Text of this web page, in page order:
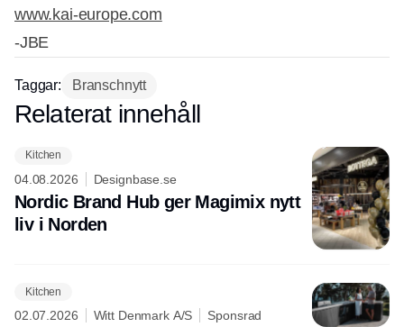
www.kai-europe.com
-JBE
Taggar: Branschnytt
Annons
Relaterat innehåll
Kitchen
04.08.2026 Designbase.se
Nordic Brand Hub ger Magimix nytt
liv i Norden
Kitchen
02.07.2026 Witt Denmark A/S Sponsrad